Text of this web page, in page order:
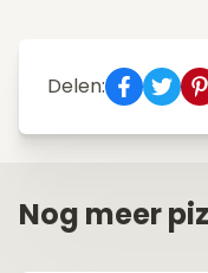
Delen:
Nog meer